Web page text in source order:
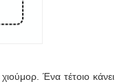
Ένα τέτοιο κάνει